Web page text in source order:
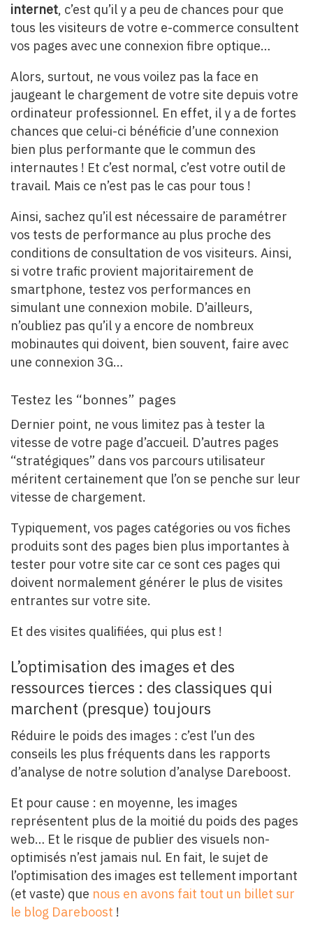
internet, c’est qu’il y a peu de chances pour que
tous les visiteurs de votre e-commerce consultent
vos pages avec une connexion fibre optique…
Alors, surtout, ne vous voilez pas la face en
jaugeant le chargement de votre site depuis votre
ordinateur professionnel. En effet, il y a de fortes
chances que celui-ci bénéficie d’une connexion
bien plus performante que le commun des
internautes ! Et c’est normal, c’est votre outil de
travail. Mais ce n’est pas le cas pour tous !
Ainsi, sachez qu’il est nécessaire de paramétrer
vos tests de performance au plus proche des
conditions de consultation de vos visiteurs. Ainsi,
si votre trafic provient majoritairement de
smartphone, testez vos performances en
simulant une connexion mobile. D’ailleurs,
n’oubliez pas qu’il y a encore de nombreux
mobinautes qui doivent, bien souvent, faire avec
une connexion 3G…
Testez les “bonnes” pages
Dernier point, ne vous limitez pas à tester la
vitesse de votre page d’accueil. D’autres pages
“stratégiques” dans vos parcours utilisateur
méritent certainement que l’on se penche sur leur
vitesse de chargement.
Typiquement, vos pages catégories ou vos fiches
produits sont des pages bien plus importantes à
tester pour votre site car ce sont ces pages qui
doivent normalement générer le plus de visites
entrantes sur votre site.
Et des visites qualifiées, qui plus est !
L’optimisation des images et des
ressources tierces : des classiques qui
marchent (presque) toujours
Réduire le poids des images : c’est l’un des
conseils les plus fréquents dans les rapports
d’analyse de notre solution d’analyse Dareboost.
Et pour cause : en moyenne, les images
représentent plus de la moitié du poids des pages
web… Et le risque de publier des visuels non-
optimisés n’est jamais nul. En fait, le sujet de
l’optimisation des images est tellement important
(et vaste) que nous en avons fait tout un billet sur
le blog Dareboost !